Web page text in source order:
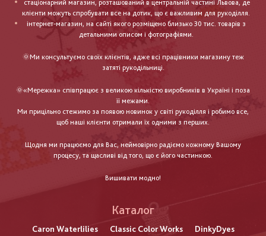
стаціонарний магазин, розташований в центральній частині Львова, де
клієнти можуть спробувати все на дотик, що є важливим для рукоділля.
інтернет-магазин, на сайті якого розміщено близько 30 тис. товарів з
детальними описом і фотографіями.
🌞Ми консультуємо своїх клієнтів, адже всі працівники магазину теж
затяті рукодільниці.
🌞«Мережка» співпрацює з великою кількістю виробників в Україні і поза
її межами.
Ми прицільно стежимо за появою новинок у світі рукоділля і робимо все,
щоб наші клієнти отримали їх одними з перших.
Щодня ми працюємо для Вас, неймовірно радіємо кожному Вашому
процесу, та щасливі від того, що є його частинкою.
Вишивати модно!
Каталог
Caron Waterlilies Classic Color Works
DinkyDyes